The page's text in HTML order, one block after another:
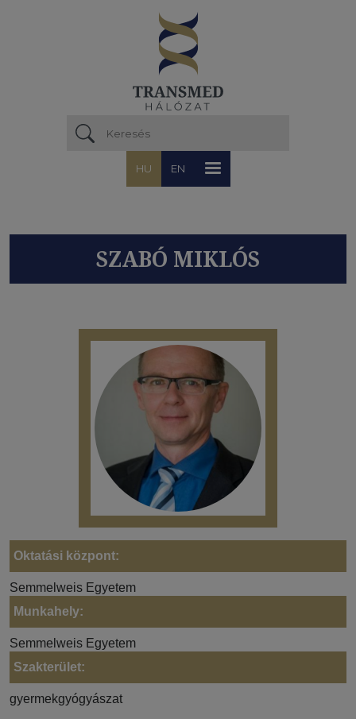
HU EN
SZABÓ MIKLÓS
Oktatási központ:
Semmelweis Egyetem
Munkahely:
Semmelweis Egyetem
Szakterület:
gyermekgyógyászat